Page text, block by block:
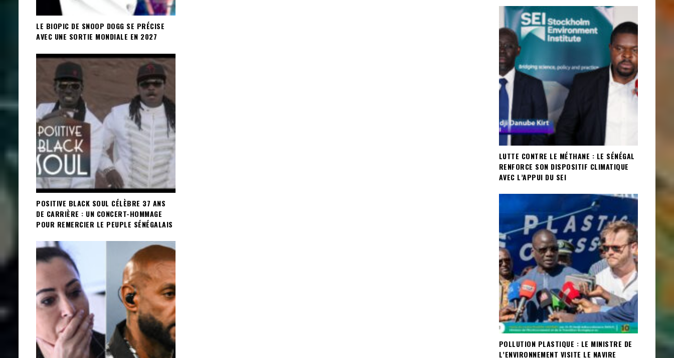
LE BIOPIC DE SNOOP DOGG SE PRÉCISE
AVEC UNE SORTIE MONDIALE EN 2027
POSITIVE BLACK SOUL CÉLÈBRE 37 ANS
DE CARRIÈRE : UN CONCERT-HOMMAGE
POUR REMERCIER LE PEUPLE SÉNÉGALAIS
LUTTE CONTRE LE MÉTHANE : LE SÉNÉGAL
RENFORCE SON DISPOSITIF CLIMATIQUE
AVEC L’APPUI DU SEI
POLLUTION PLASTIQUE : LE MINISTRE DE
L’ENVIRONNEMENT VISITE LE NAVIRE